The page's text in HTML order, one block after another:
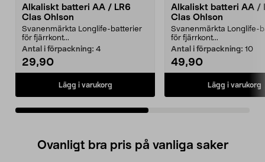
Alkaliskt batteri AA / LR6
Clas Ohlson
Svanenmärkta Longlife-batterier
för fjärrkont...
Antal i förpackning: 4
29,90
Lägg i varukorg
Alkaliskt batteri AA /
Clas Ohlson
Svanenmärkta Longlife-
för fjärrkont...
Antal i förpackning: 10
49,90
Lägg i varukorg
Ovanligt bra pris på vanliga saker